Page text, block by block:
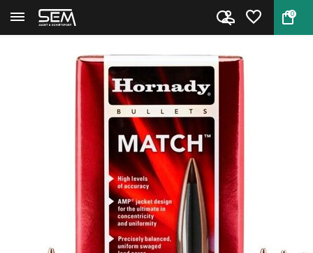
0
Terug Home Hornady Kogelkoppen .243 BTHP ...